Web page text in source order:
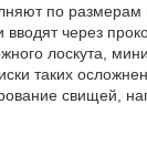
по
через
лоскута,
таких
свищей,